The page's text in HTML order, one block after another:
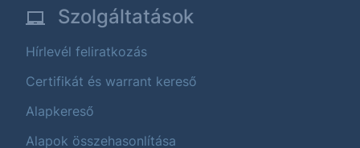
Szolgáltatások
Hírlevél feliratkozás
Certifikát és warrant kereső
Alapkereső
Alapok összehasonlítása